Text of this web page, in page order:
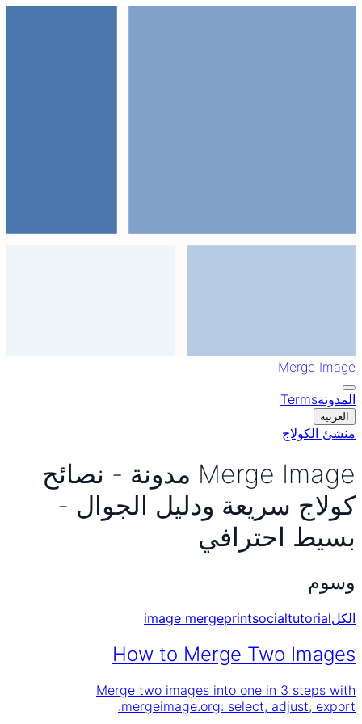
Merge Image
المدونةTerms
العربية
منشئ الكولاج
Merge Image مدونة - نصائح
كولاج سريعة ودليل الجوال -
بسيط احترافي
وسوم
الكل image mergeprintsocialtutorial
How to Merge Two Images
Merge two images into one in 3 steps with
mergeimage.org: select, adjust, export.